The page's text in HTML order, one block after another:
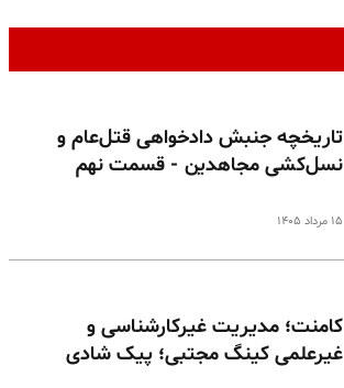
تاریخچه جنبش دادخواهی قتل‌عام و
نسل‌کشی مجاهدین - قسمت نهم
۱۵ مرداد ۱۴۰۵
کامنت؛ مدیریت غیرکارشناسی و
غیرعلمی کینگ مجتبی؛ پیک شادی